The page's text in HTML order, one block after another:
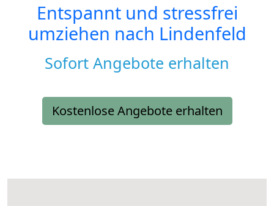
Entspannt und stressfrei
umziehen nach Lindenfeld
Sofort Angebote erhalten
Kostenlose Angebote erhalten